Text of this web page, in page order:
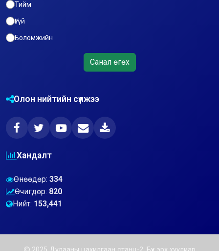
Тийм
Үгүй
Боломжийн
Санал өгөх
Олон нийтийн сүлжээ
Хандалт
Өнөөдөр: 334
Өчигдөр: 820
Нийт: 153,441